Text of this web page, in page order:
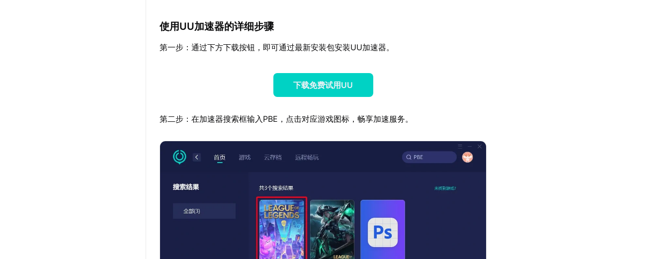
使用UU加速器的详细步骤
第一步：通过下方下载按钮，即可通过最新安装包安装UU加速器。
下载免费试用UU
第二步：在加速器搜索框输入PBE，点击对应游戏图标，畅享加速服务。